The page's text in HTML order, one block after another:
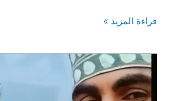
حوار
قراءة المزيد »